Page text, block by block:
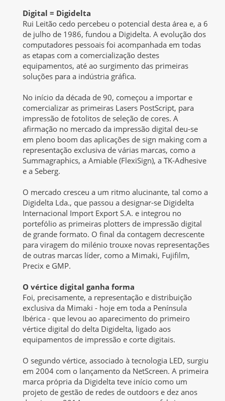
Digital = Digidelta
Rui Leitão cedo percebeu o potencial desta área e, a 6
de julho de 1986, fundou a Digidelta. A evolução dos
computadores pessoais foi acompanhada em todas
as etapas com a comercialização destes
equipamentos, até ao surgimento das primeiras
soluções para a indústria gráfica.
No início da década de 90, começou a importar e
comercializar as primeiras Lasers PostScript, para
impressão de fotolitos de seleção de cores. A
afirmação no mercado da impressão digital deu-se
em pleno boom das aplicações de sign making com a
representação exclusiva de várias marcas, como a
Summagraphics, a Amiable (FlexiSign), a TK-Adhesive
e a Seberg.
O mercado cresceu a um ritmo alucinante, tal como a
Digidelta Lda., que passou a designar-se Digidelta
Internacional Import Export S.A. e integrou no
portefólio as primeiras plotters de impressão digital
de grande formato. O final da contagem decrescente
para viragem do milénio trouxe novas representações
de outras marcas líder, como a Mimaki, Fujifilm,
Precix e GMP.
O vértice digital ganha forma
Foi, precisamente, a representação e distribuição
exclusiva da Mimaki - hoje em toda a Península
Ibérica - que levou ao aparecimento do primeiro
vértice digital do delta Digidelta, ligado aos
equipamentos de impressão e corte digitais.
O segundo vértice, associado à tecnologia LED, surgiu
em 2004 com o lançamento da NetScreen. A primeira
marca própria da Digidelta teve início como um
projeto de gestão de redes de outdoors e dez anos